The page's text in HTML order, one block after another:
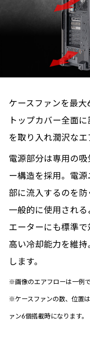
ケースファンを最
トップカバー全面
を取り入れ潤沢なエ
電源部分は専用の
ー構造を採用。電
部に流入するのを防
一般的に使用され
エーターにも標準
高い冷却能力を維
します。
※画像のエアフローは一例で
※ケースファンの数、位置
ァン6個搭載時になります。